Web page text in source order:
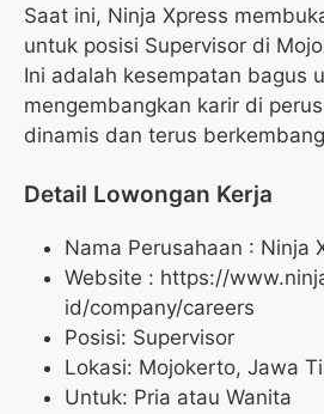
Saat ini, Ninja Xpress
untuk posisi Supervisor di
Ini adalah kesempatan bagus
mengembangkan karir di
dinamis dan terus
Detail Lowongan Kerja
Nama Perusahaan : Ninja
Website : https://
id/company/careers
Posisi: Supervisor
Lokasi: Mojokerto, Jawa
Untuk: Pria atau Wanita